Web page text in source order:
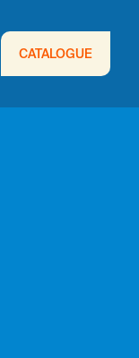
CATALOGUE